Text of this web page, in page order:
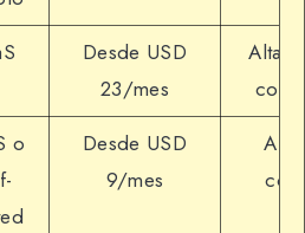
Desde USD
23/mes
Alta,
o
Desde USD
9/mes